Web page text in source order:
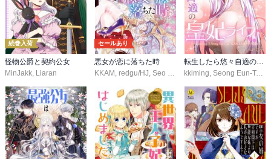
続巻入荷
怪物公爵と契約公女
MinJakk Liaran
セールあり
悪女が恋に落ちた時
KKAM redgu/HJ Seo Gwijo
kkiming Seong Eun-Tae